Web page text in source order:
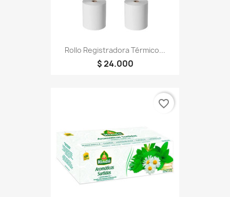
Rollo Registradora Térmico...
$ 24.000
favorite_border